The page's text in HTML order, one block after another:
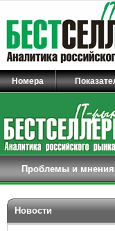
Номера
Проблемы и мнения
Новости